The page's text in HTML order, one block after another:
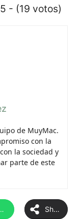
- (19 votos)
de MuyMac.
con la
la sociedad y
parte de este
Share